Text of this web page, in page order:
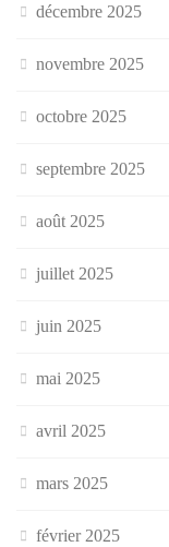
décembre 2025
novembre 2025
octobre 2025
septembre 2025
août 2025
juillet 2025
juin 2025
mai 2025
avril 2025
mars 2025
février 2025